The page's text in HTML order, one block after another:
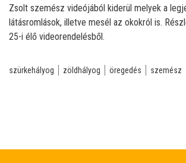
Zsolt szemész videójából kiderül melyek a
látásromlások, illetve mesél az okokról is.
25-i élő videorendelésből.
szürkehályog zöldhályog öregedés szemész